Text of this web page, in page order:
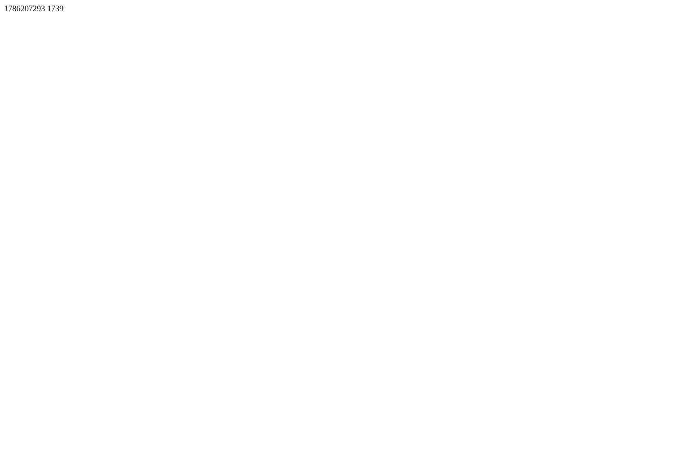
1786207293 1739